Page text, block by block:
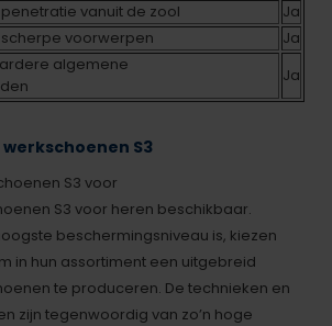
vanuit de zool
Ja
voorwerpen
Ja
algemene
Ja
S3
S3 voor
S3 voor heren beschikbaar.
beschermingsniveau is, kiezen
in hun assortiment een uitgebreid
te produceren. De technieken en
zijn tegenwoordig van zo’n hoge